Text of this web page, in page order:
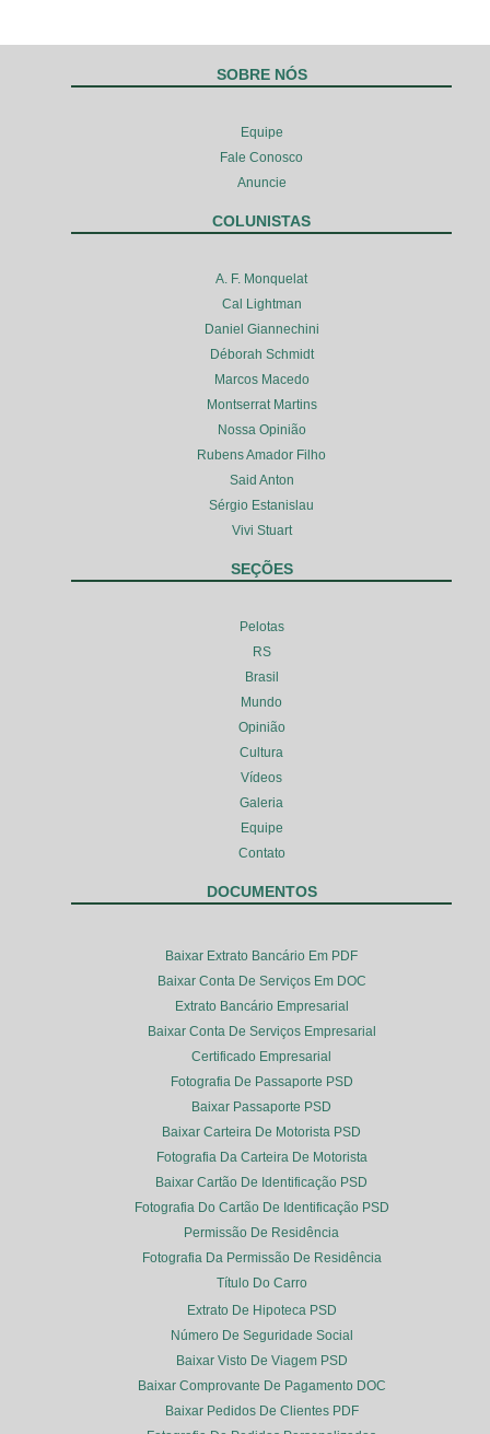
SOBRE NÓS
Equipe
Fale Conosco
Anuncie
COLUNISTAS
A. F. Monquelat
Cal Lightman
Daniel Giannechini
Déborah Schmidt
Marcos Macedo
Montserrat Martins
Nossa Opinião
Rubens Amador Filho
Said Anton
Sérgio Estanislau
Vivi Stuart
SEÇÕES
Pelotas
RS
Brasil
Mundo
Opinião
Cultura
Vídeos
Galeria
Equipe
Contato
DOCUMENTOS
Baixar Extrato Bancário Em PDF
Baixar Conta De Serviços Em DOC
Extrato Bancário Empresarial
Baixar Conta De Serviços Empresarial
Certificado Empresarial
Fotografia De Passaporte PSD
Baixar Passaporte PSD
Baixar Carteira De Motorista PSD
Fotografia Da Carteira De Motorista
Baixar Cartão De Identificação PSD
Fotografia Do Cartão De Identificação PSD
Permissão De Residência
Fotografia Da Permissão De Residência
Título Do Carro
Extrato De Hipoteca PSD
Número De Seguridade Social
Baixar Visto De Viagem PSD
Baixar Comprovante De Pagamento DOC
Baixar Pedidos De Clientes PDF